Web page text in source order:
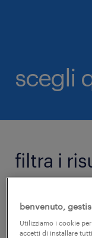
scegli
filtra i
categoria
benvenuto,
Utilizziamo i cookie
accetti di installare